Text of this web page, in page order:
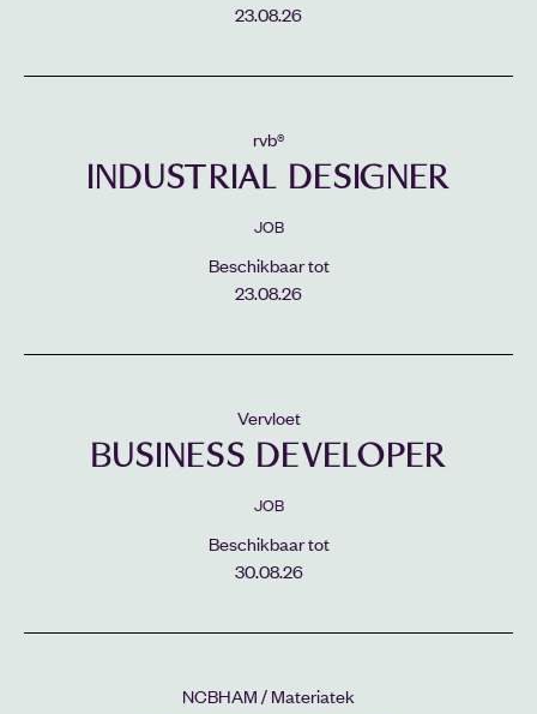
23.08.26
rvb®
INDUSTRIAL DESIGNER
JOB
Beschikbaar tot
23.08.26
Vervloet
BUSINESS DEVELOPER
JOB
Beschikbaar tot
30.08.26
NCBHAM / Materiatek